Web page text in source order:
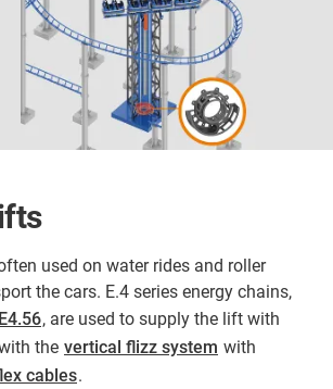
used on water rides and roller
the cars. E.4 series energy chains,
E4.56, are used to supply the lift with
the vertical flizz system with
cables.